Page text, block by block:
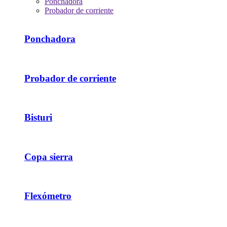
Probador de corriente
Ponchadora
Probador de corriente
Bisturi
Copa sierra
Flexómetro